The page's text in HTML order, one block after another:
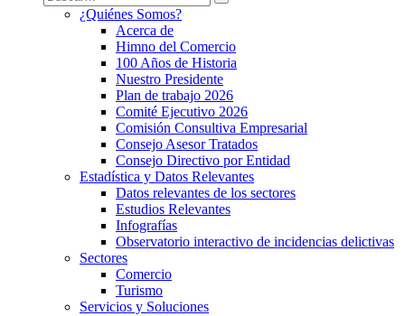
¿Quiénes Somos?
Acerca de
Himno del Comercio
100 Años de Historia
Nuestro Presidente
Plan de trabajo 2026
Comité Ejecutivo 2026
Comisión Consultiva Empresarial
Consejo Asesor Tratados
Consejo Directivo por Entidad
Estadística y Datos Relevantes
Datos relevantes de los sectores
Estudios Relevantes
Infografías
Observatorio interactivo de incidencias delictivas
Sectores
Comercio
Turismo
Servicios y Soluciones